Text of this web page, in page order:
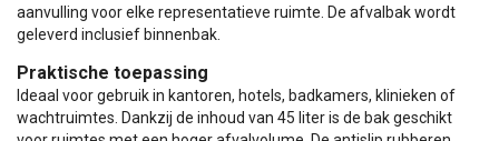
aanvulling voor elke representatieve ruimte. De afvalbak wordt
geleverd inclusief binnenbak.
Praktische toepassing
Ideaal voor gebruik in kantoren, hotels, badkamers, klinieken of
wachtruimtes. Dankzij de inhoud van 45 liter is de bak geschikt